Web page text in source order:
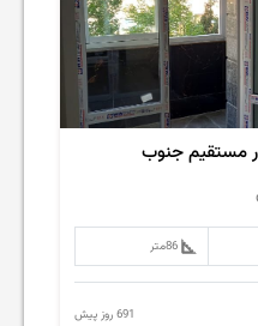
86متر
691 روز پیش